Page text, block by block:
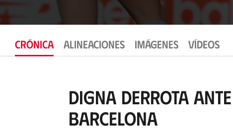
CRÓNICA ALINEACIONES IMÁGENES VÍDEOS
Digna derrota
Barcelona